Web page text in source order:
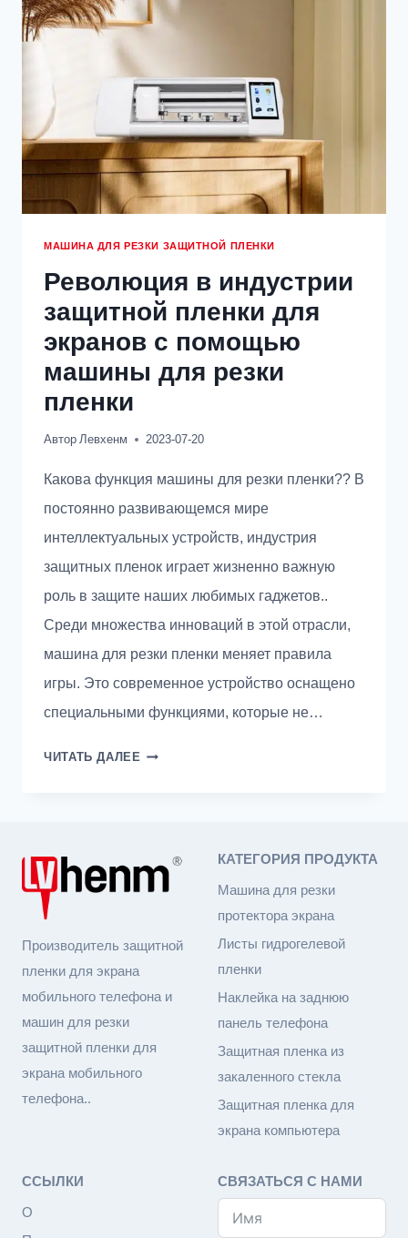
РЕЗКИ
ЗАЩИТНЫХ
ДЛЯ
ЭКРАНА
МАШИНА ДЛЯ РЕЗКИ ЗАЩИТНОЙ ПЛЕНКИ
Революция в индустрии
защитной пленки для
экранов с помощью
машины для резки
пленки
Автор Левхенм 2023-07-20
Какова функция машины для резки пленки?? В
постоянно развивающемся мире
интеллектуальных устройств, индустрия
защитных пленок играет жизненно важную
роль в защите наших любимых гаджетов..
Среди множества инноваций в этой отрасли,
машина для резки пленки меняет правила
игры. Это современное устройство оснащено
специальными функциями, которые не…
ЧИТАТЬ ДАЛЕЕ РЕВОЛЮЦИЯ
ДЛЯ
ЭКРАНОВ
МАШИНЫ
ДЛЯ
РЕЗКИ
Производитель защитной
пленки для экрана
мобильного телефона и
машин для резки
защитной пленки для
экрана мобильного
телефона..
КАТЕГОРИЯ ПРОДУКТА
Машина для резки
протектора экрана
Листы гидрогелевой
пленки
Наклейка на заднюю
панель телефона
Защитная пленка из
закаленного стекла
Защитная пленка для
экрана компьютера
ССЫЛКИ
О
СВЯЗАТЬСЯ С НАМИ